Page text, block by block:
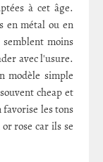
à cet âge.
en métal ou en
moins
avec l'usure.
modèle simple
cheap et
les tons
rose car ils se